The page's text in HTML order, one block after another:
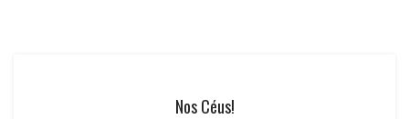
Nos Céus!